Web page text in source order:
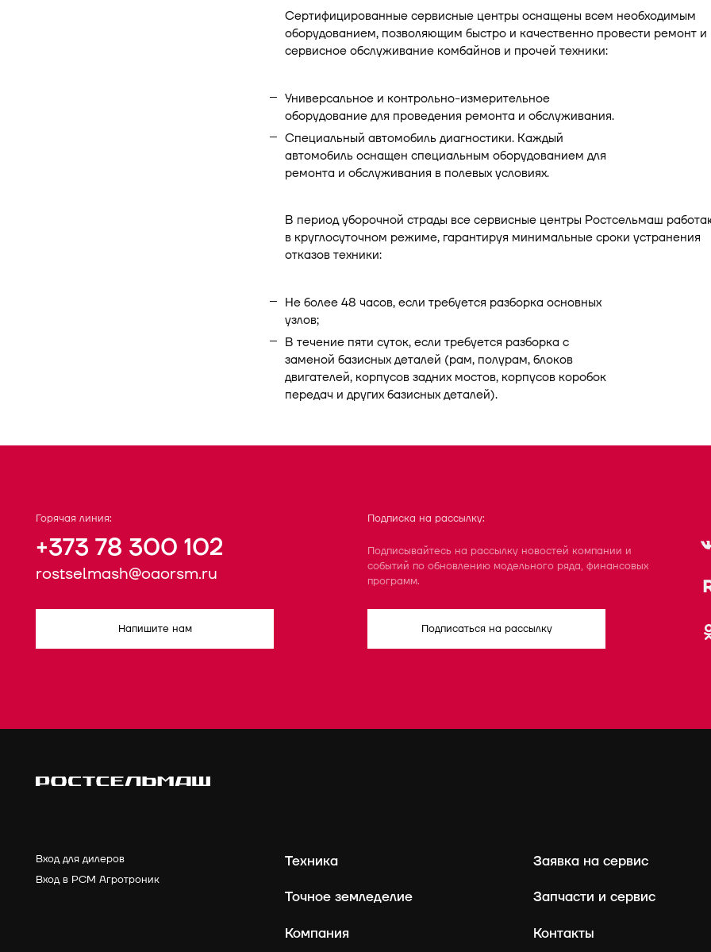
Сертифицированные сервисные центры оснащены всем необходимым
оборудованием, позволяющим быстро и качественно провести ремонт и
сервисное обслуживание комбайнов и прочей техники:
Универсальное и контрольно-измерительное
оборудование для проведения ремонта и обслуживания.
Специальный автомобиль диагностики. Каждый
автомобиль оснащен специальным оборудованием для
ремонта и обслуживания в полевых условиях.
В период уборочной страды все сервисные центры Ростсельмаш
в круглосуточном режиме, гарантируя минимальные сроки устранения
отказов техники:
Не более 48 часов, если требуется разборка основных
узлов;
В течение пяти суток, если требуется разборка с
заменой базисных деталей (рам, полурам, блоков
двигателей, корпусов задних мостов, корпусов коробок
передач и других базисных деталей).
Горячая линия:
+373 78 300 102
rostselmash@oaorsm.ru
Напишите нам
Подписка на рассылку:
Подписывайтесь на рассылку новостей компании и
событий по обновлению модельного ряда, финансовых
программ.
Подписаться на рассылку
Вход для дилеров
Вход в РСМ Агротроник
Техника
Точное земледелие
Компания
Заявка на сервис
Запчасти и сервис
Контакты